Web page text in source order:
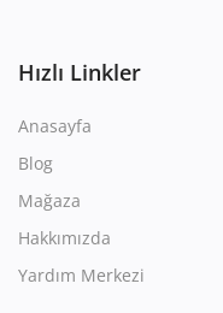
Hızlı Linkler
Anasayfa
Blog
Mağaza
Hakkımızda
Yardım Merkezi